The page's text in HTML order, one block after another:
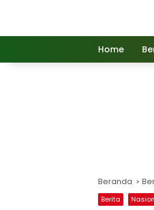
Home
Beranda
Berita